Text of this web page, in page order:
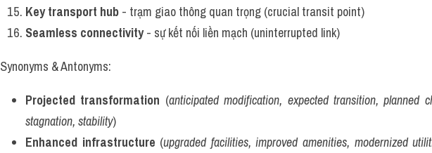
Key transport hub - trạm giao thông quan trọng (crucial transit point)
Seamless connectivity - sự kết nối liền mạch (uninterrupted link)
Synonyms & Antonyms:
Projected transformation (anticipated modification, expected transition, planned
stagnation, stability)
Enhanced infrastructure (upgraded facilities, improved amenities, modernized